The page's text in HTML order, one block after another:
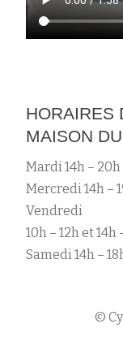
HORAIRES
MAISON
Mardi 14h – 20h
Mercredi 14h –
Vendredi
10h – 12h et 14h
Samedi 14h –
©